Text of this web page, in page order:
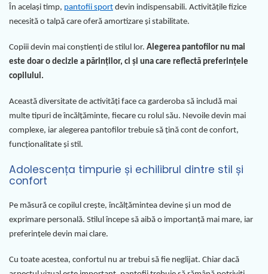
În același timp, pantofii sport devin indispensabili. Activitățile fizice
necesită o talpă care oferă amortizare și stabilitate.
Copiii devin mai conștienți de stilul lor. Alegerea pantofilor nu mai
este doar o decizie a părinților, ci și una care reflectă preferințele
copilului.
Această diversitate de activități face ca garderoba să includă mai
multe tipuri de încălțăminte, fiecare cu rolul său. Nevoile devin mai
complexe, iar alegerea pantofilor trebuie să țină cont de confort,
funcționalitate și stil.
Adolescența timpurie și echilibrul dintre stil și
confort
Pe măsură ce copilul crește, încălțămintea devine și un mod de
exprimare personală. Stilul începe să aibă o importanță mai mare, iar
preferințele devin mai clare.
Cu toate acestea, confortul nu ar trebui să fie neglijat. Chiar dacă